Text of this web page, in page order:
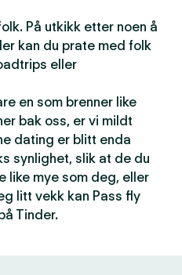
På utkikk etter noen å
kan du prate med folk
eller
en som brenner like
bak oss, er vi mildt
dating er blitt enda
synlighet, slik at de du
like mye som deg, eller
litt vekk kan Pass fly
Tinder.